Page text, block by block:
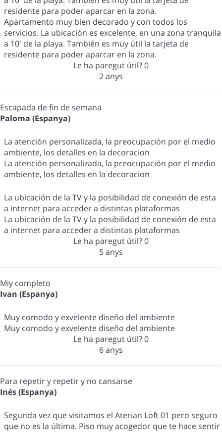
residente para poder aparcar en la zona.
Apartamento muy bien decorado y con todos los
servicios. La ubicación es excelente, en una zona tranquila
a 10' de la playa. También es muy útil la tarjeta de
residente para poder aparcar en la zona.
Le ha paregut útil?0
2 anys
Escapada de fin de semana
Paloma (Espanya)
La atención personalizada, la preocupación por el medio
ambiente, los detalles en la decoracion
La atención personalizada, la preocupación por el medio
ambiente, los detalles en la decoracion
La ubicación de la TV y la posibilidad de conexión de esta
a internet para acceder a distintas plataformas
La ubicación de la TV y la posibilidad de conexión de esta
a internet para acceder a distintas plataformas
Le ha paregut útil?0
5 anys
Miy completo
Ivan (Espanya)
Muy comodo y exvelente diseño del ambiente
Muy comodo y exvelente diseño del ambiente
Le ha paregut útil?0
6 anys
Para repetir y repetir y no cansarse
Inés (Espanya)
Segunda vez que visitamos el Aterian Loft 01 pero seguro
que no es la última. Piso muy acogedor que te hace sentir